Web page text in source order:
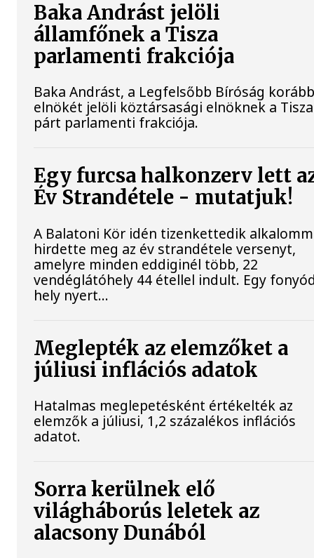
Baka Andrást jelöli
államfőnek a Tisza
parlamenti frakciója
Baka Andrást, a Legfelsőbb Bíróság
elnökét jelöli köztársasági elnöknek a Tisza
párt parlamenti frakciója.
Egy furcsa halkonzerv lett
Év Strandétele - mutatjuk!
A Balatoni Kör idén tizenkettedik
hirdette meg az év strandétele versenyt,
amelyre minden eddiginél több, 22
vendéglátóhely 44 étellel indult. Egy
hely nyert...
Meglepték az elemzőket a
júliusi inflációs adatok
Hatalmas meglepetésként értékelték az
elemzők a júliusi, 1,2 százalékos inflációs
adatot.
Sorra kerülnek elő
világháborús leletek az
alacsony Dunából